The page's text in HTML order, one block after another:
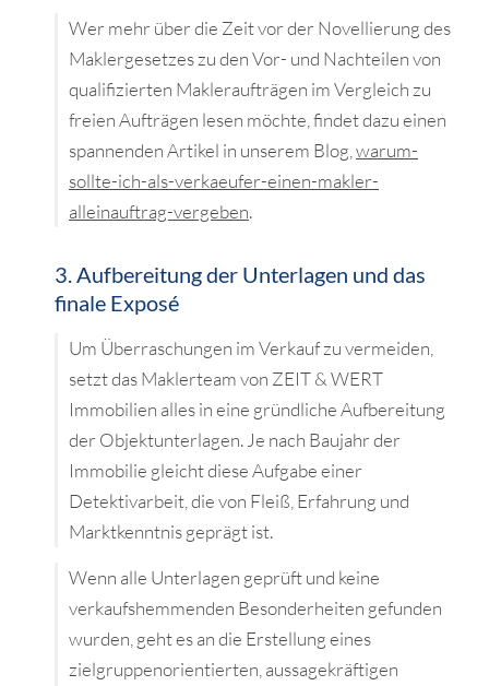
Wer mehr über die Zeit vor der Novellierung des
Maklergesetzes zu den Vor- und Nachteilen von
qualifizierten Makleraufträgen im Vergleich zu
freien Aufträgen lesen möchte, findet dazu einen
spannenden Artikel in unserem Blog, warum-
sollte-ich-als-verkaeufer-einen-makler-
alleinauftrag-vergeben.
3. Aufbereitung der Unterlagen und das
finale Exposé
Um Überraschungen im Verkauf zu vermeiden,
setzt das Maklerteam von ZEIT & WERT
Immobilien alles in eine gründliche Aufbereitung
der Objektunterlagen. Je nach Baujahr der
Immobilie gleicht diese Aufgabe einer
Detektivarbeit, die von Fleiß, Erfahrung und
Marktkenntnis geprägt ist.
Wenn alle Unterlagen geprüft und keine
verkaufshemmenden Besonderheiten gefunden
wurden, geht es an die Erstellung eines
zielgruppenorientierten, aussagekräftigen